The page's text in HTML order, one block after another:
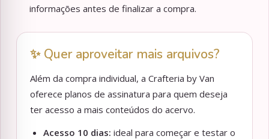
informações antes de finalizar a compra.
✨ Quer aproveitar mais arquivos?
Além da compra individual, a Crafteria by Van
oferece planos de assinatura para quem deseja
ter acesso a mais conteúdos do acervo.
Acesso 10 dias: ideal para começar e testar o